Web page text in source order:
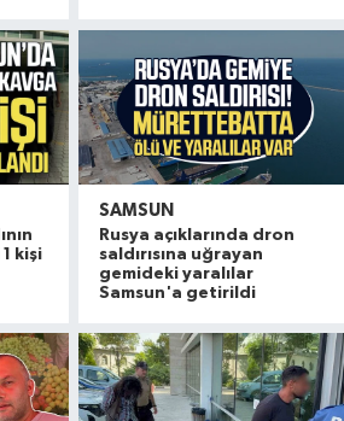
kişi
SAMSUN
Rusya açıklarında dron
saldırısına uğrayan
gemideki yaralılar
Samsun'a getirildi